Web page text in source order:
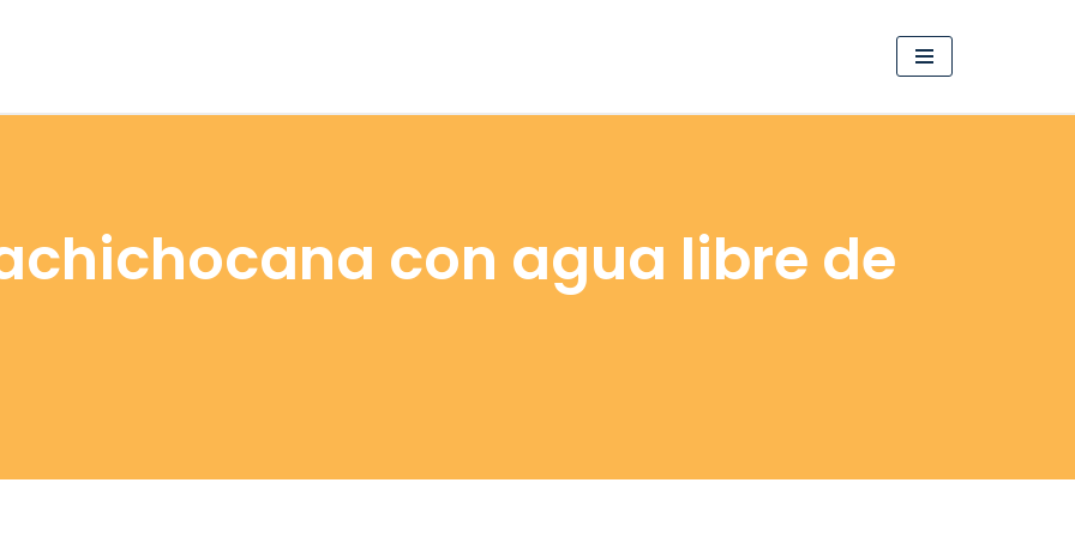
con agua libre de